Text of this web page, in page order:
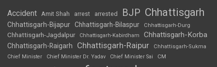
Accident Amit Shah arrest arrested BJP Chhattisgarh
Chhattisgarh-Bijapur Chhattisgarh-Bilaspur Chhattisgarh-Durg
Chhattisgarh-Jagdalpur Chhattisgarh-Kabirdham Chhattisgarh-Korba
Chhattisgarh-Raigarh Chhattisgarh-Raipur
Chhattisgarh-Sukma
Chief Minister
Chief Minister Dr. Yadav Chief Minister Sai CM